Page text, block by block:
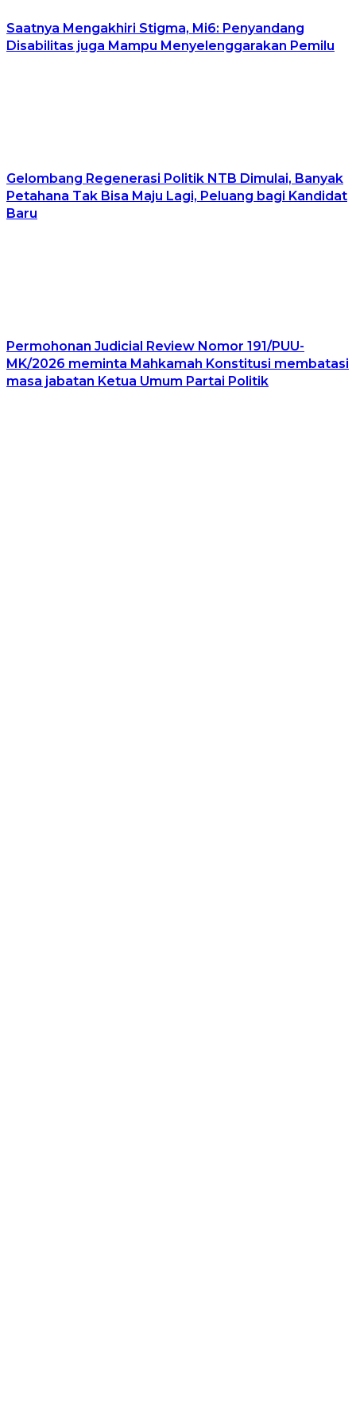
Saatnya Mengakhiri Stigma, Mi6: Penyandang
Disabilitas juga Mampu Menyelenggarakan Pemilu
Gelombang Regenerasi Politik NTB Dimulai, Banyak
Petahana Tak Bisa Maju Lagi, Peluang bagi Kandidat
Baru
Permohonan Judicial Review Nomor 191/PUU-
MK/2026 meminta Mahkamah Konstitusi membatasi
masa jabatan Ketua Umum Partai Politik